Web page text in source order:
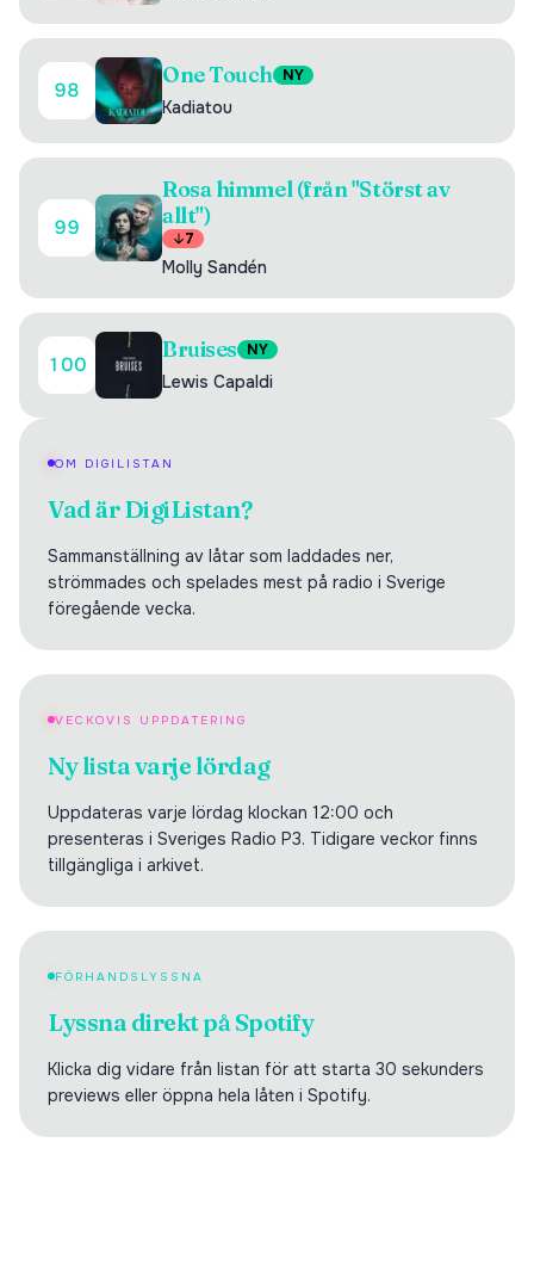
98
One Touch NY
Kadiatou
99
Rosa himmel (från "Störst av
allt")
7
Molly Sandén
100
Bruises NY
Lewis Capaldi
OM DIGILISTAN
Vad är DigiListan?
Sammanställning av låtar som laddades ner,
strömmades och spelades mest på radio i Sverige
föregående vecka.
VECKOVIS UPPDATERING
Ny lista varje lördag
Uppdateras varje lördag klockan 12:00 och
presenteras i Sveriges Radio P3. Tidigare veckor finns
tillgängliga i arkivet.
FÖRHANDSLYSSNA
Lyssna direkt på Spotify
Klicka dig vidare från listan för att starta 30 sekunders
previews eller öppna hela låten i Spotify.